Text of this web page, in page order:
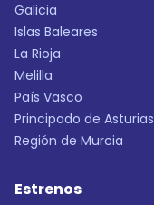
Galicia
Islas Baleares
La Rioja
Melilla
País Vasco
Principado de Asturias
Región de Murcia
Estrenos